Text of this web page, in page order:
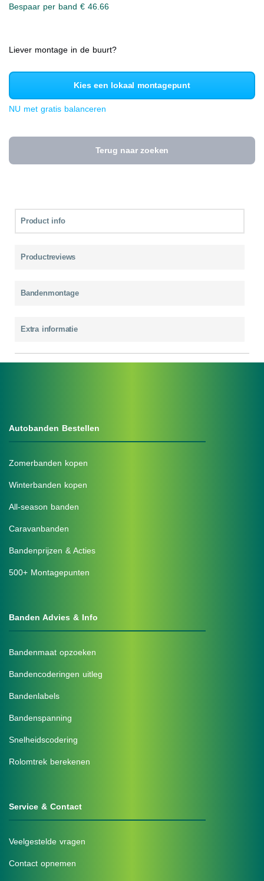
Bespaar per band € 46.66
Liever montage in de buurt?
Kies een lokaal montagepunt
NU met gratis balanceren
Terug naar zoeken
Product info
Productreviews
Bandenmontage
Extra informatie
Autobanden Bestellen
Zomerbanden kopen
Winterbanden kopen
All-season banden
Caravanbanden
Bandenprijzen & Acties
500+ Montagepunten
Banden Advies & Info
Bandenmaat opzoeken
Bandencoderingen uitleg
Bandenlabels
Bandenspanning
Snelheidscodering
Rolomtrek berekenen
Service & Contact
Veelgestelde vragen
Contact opnemen